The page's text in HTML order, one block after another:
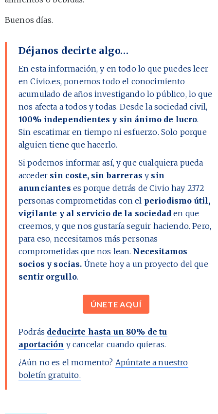
Buenos días.
Déjanos decirte algo…
En esta información, y en todo lo que puedes leer
en Civio.es, ponemos todo el conocimiento
acumulado de años investigando lo público, lo que
nos afecta a todos y todas. Desde la sociedad civil,
100% independientes y sin ánimo de lucro.
Sin escatimar en tiempo ni esfuerzo. Solo porque
alguien tiene que hacerlo.
Si podemos informar así, y que cualquiera pueda
acceder sin coste, sin barreras y sin
anunciantes es porque detrás de Civio hay 2372
personas comprometidas con el periodismo útil,
vigilante y al servicio de la sociedad en que
creemos, y que nos gustaría seguir haciendo. Pero,
para eso, necesitamos más personas
comprometidas que nos lean. Necesitamos
socios y socias. Únete hoy a un proyecto del que
sentir orgullo.
ÚNETE AQUÍ
Podrás deducirte hasta un 80% de tu
aportación y cancelar cuando quieras.
¿Aún no es el momento? Apúntate a nuestro
boletín gratuito.